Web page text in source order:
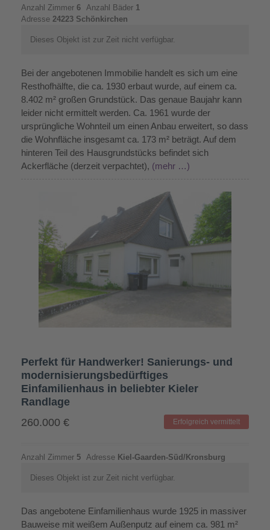
Anzahl Zimmer 6 Anzahl Bäder 1
Adresse 24223 Schönkirchen
Dieses Objekt ist zur Zeit nicht verfügbar.
Bei der angebotenen Immobilie handelt es sich um eine
Resthofhälfte, die ca. 1930 erbaut wurde, auf einem ca.
8.402 m² großen Grundstück. Das genaue Baujahr kann
leider nicht ermittelt werden. Ca. 1961 wurde der
ursprüngliche Wohnteil um einen Anbau erweitert, so dass
die Wohnfläche insgesamt ca. 173 m² beträgt. Auf dem
hinteren Teil des Hausgrundstücks befindet sich
Ackerfläche (derzeit verpachtet), (mehr …)
Perfekt für Handwerker! Sanierungs- und
modernisierungsbedürftiges
Einfamilienhaus in beliebter Kieler
Randlage
260.000 € Erfolgreich vermittelt
Anzahl Zimmer 5 Adresse Kiel-Gaarden-Süd/Kronsburg
Dieses Objekt ist zur Zeit nicht verfügbar.
Das angebotene Einfamilienhaus wurde 1925 in massiver
Bauweise mit weißem Außenputz auf einem ca. 981 m²